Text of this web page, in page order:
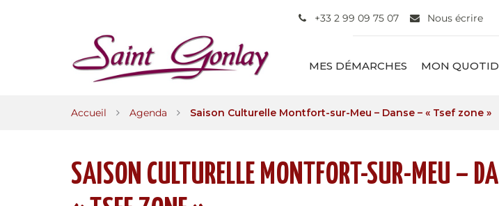
+33 2 99 09 75 07 Nous écrire
MES DÉMARCHES MON
Accueil Agenda Saison Culturelle Montfort-sur-Meu – Danse – « Tsef zone »
SAISON CULTURELLE MONTFORT-SUR-MEU –